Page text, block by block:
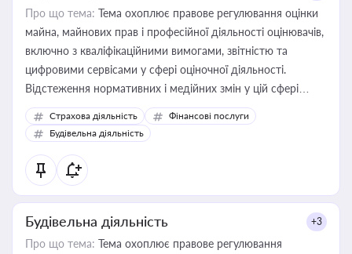
Про що тема: Тема охоплює правове регулювання оцінки
майна, майнових прав і професійної діяльності оцінювачів,
включно з кваліфікаційними вимогами, звітністю та
цифровими сервісами у сфері оціночної діяльності.
Відстеження нормативних і медійних змін у цій сфері
корисне для власника бізнесу, керівника, юриста або
бухгалтера під час оподаткування, приватизації, оренди
державного майна, корпоративних угод і перевірки
статусу суб'єктів оціночної діяльності
Страхова діяльність
Фінансові послуги
Будівельна діяльність
Будівельна діяльність +3
Про що тема: Тема охоплює правове регулювання